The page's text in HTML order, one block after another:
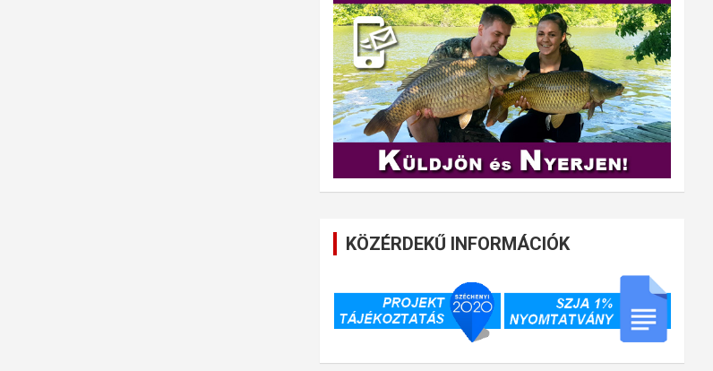
KÖZÉRDEKŰ INFORMÁCIÓK